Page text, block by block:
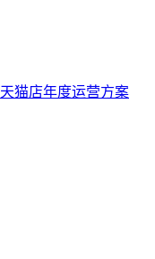
天猫店年度运营方案